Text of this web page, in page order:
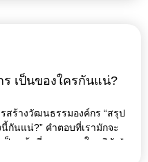
เป็นของใครกันแน่?
สร้างวัฒนธรรมองค์กร “สรุป
กันแน่?” คำตอบที่เรามักจะ
ป็นหน้าที่ของทุกคนในบริษัท”